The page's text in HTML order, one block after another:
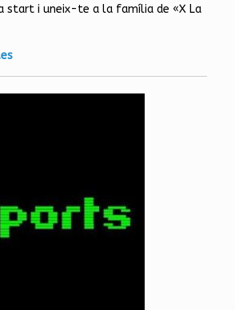
start i uneix-te a la família de «X La